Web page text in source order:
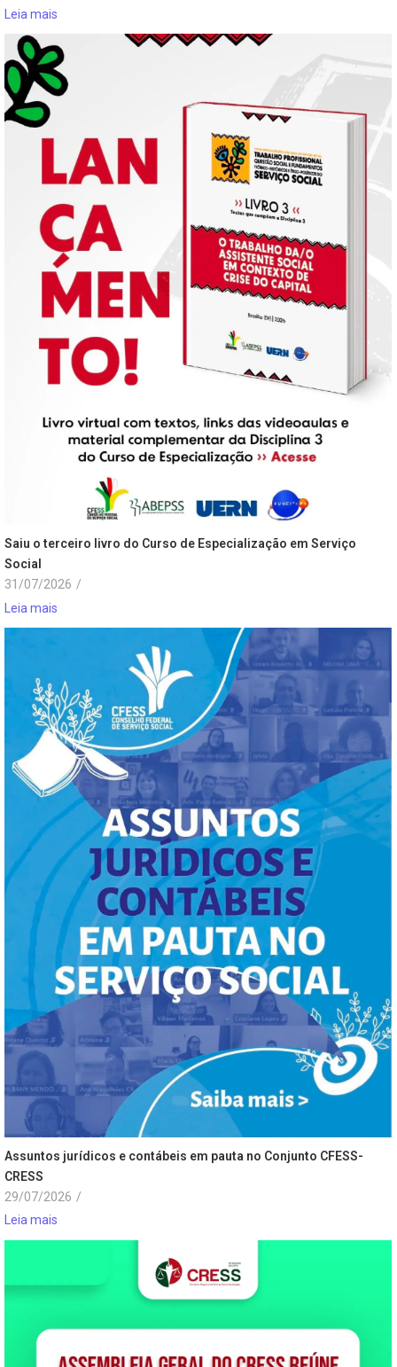
Leia mais
Saiu o terceiro livro do Curso de Especialização em Serviço
Social
31/07/2026 /
Leia mais
Assuntos jurídicos e contábeis em pauta no Conjunto CFESS-
CRESS
29/07/2026 /
Leia mais